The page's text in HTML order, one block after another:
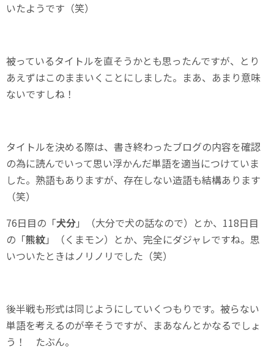
いたようです（笑）
被っているタイトルを直そうかとも思ったんですが、とり
あえずはこのままいくことにしました。まあ、あまり意味
ないですしね！
タイトルを決める際は、書き終わったブログの内容を確認
の為に読んでいって思い浮かんだ単語を適当につけていま
した。熟語もありますが、存在しない造語も結構あります
（笑）
76日目の「犬分」（大分で犬の話なので）とか、118日目
の「熊紋」（くまモン）とか、完全にダジャレですね。思
いついたときはノリノリでした（笑）
後半戦も形式は同じようにしていくつもりです。被らない
単語を考えるのが辛そうですが、まあなんとかなるでしょ
う！ たぶん。